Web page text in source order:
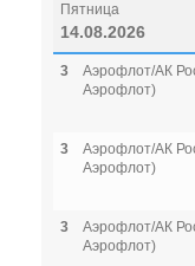
Пятница
14.08.2026
3
Аэрофлот/АК
Аэрофлот)
3
Аэрофлот/АК
Аэрофлот)
3
Аэрофлот/АК
Аэрофлот)